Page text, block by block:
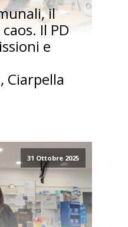
il
Il PD
e
Ciarpella
31 Ottobre 2025